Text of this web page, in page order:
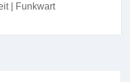
| Funkwart